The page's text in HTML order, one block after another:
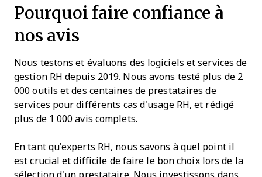
Pourquoi faire confiance à
nos avis
Nous testons et évaluons des logiciels et services de
gestion RH depuis 2019. Nous avons testé plus de 2
000 outils et des centaines de prestataires de
services pour différents cas d’usage RH, et rédigé
plus de 1 000 avis complets.
En tant qu'experts RH, nous savons à quel point il
est crucial et difficile de faire le bon choix lors de la
sélection d’un prestataire. Nous investissons dans